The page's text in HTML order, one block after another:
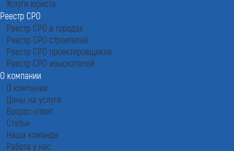
Услуги юриста
Реестр СРО
Реестр СРО в городах
Реестр СРО строителей
Реестр СРО проектировщиков
Реестр СРО изыскателей
О компании
О компании
Цены на услуги
Вопрос-ответ
Статьи
Наша команда
Работа у нас